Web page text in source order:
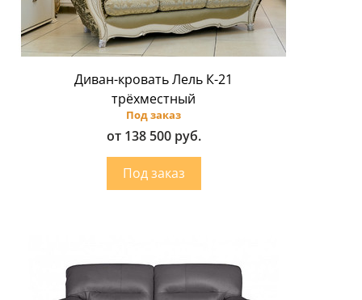
Диван-кровать Лель К-21
трёхместный
Под заказ
от 138 500 руб.